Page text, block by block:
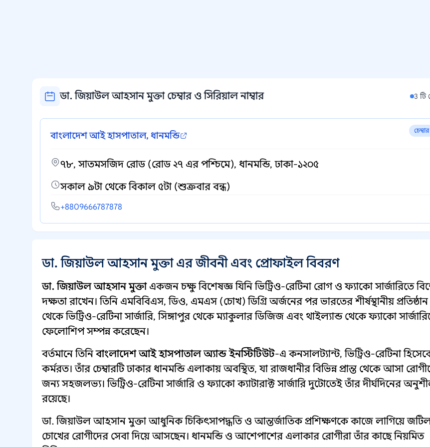
ডা. জিয়াউল আহসান মুক্তা চেম্বার ও সিরিয়াল নাম্বার 3 টি
বাংলাদেশ আই হাসপাতাল, ধানমন্ডি
৭৮, সাতমসজিদ রোড (রোড ২৭ এর পশ্চিমে), ধানমন্ডি, ঢাকা-১২০৫
সকাল ৯টা থেকে বিকাল ৫টা (শুক্রবার বন্ধ)
+8809666787878
ডা. জিয়াউল আহসান মুক্তা এর জীবনী এবং প্রোফাইল বিবরণ
ডা. জিয়াউল আহসান মুক্তাএকজন চক্ষু বিশেষজ্ঞ যিনি ভিট্রিও-রেটিনা রোগ ও ফ্যাকো সার্জারিতে
দক্ষতা রাখেন। তিনি এমবিবিএস, ডিও, এমএস (চোখ) ডিগ্রি অর্জনের পর ভারতের শীর্ষস্থানীয় প্রতিষ্ঠান
থেকে ভিট্রিও-রেটিনা সার্জারি, সিঙ্গাপুর থেকে ম্যাকুলার ডিজিজ এবং থাইল্যান্ড থেকে ফ্যাকো
ফেলোশিপ সম্পন্ন করেছেন।
বর্তমানে তিনিবাংলাদেশ আই হাসপাতাল অ্যান্ড ইনস্টিটিউট-এ কনসালট্যান্ট, ভিট্রিও-রেটিনা
কর্মরত। তাঁর চেম্বারটি ঢাকার ধানমন্ডি এলাকায় অবস্থিত, যা রাজধানীর বিভিন্ন প্রান্ত থেকে আসা
জন্য সহজলভ্য। ভিট্রিও-রেটিনা সার্জারি ও ফ্যাকো ক্যাটারাক্ট সার্জারি দুটোতেই তাঁর দীর্ঘদিনের
রয়েছে।
ডা. জিয়াউল আহসান মুক্তা আধুনিক চিকিৎসাপদ্ধতি ও আন্তর্জাতিক প্রশিক্ষণকে কাজে লাগিয়ে
চোখের রোগীদের সেবা দিয়ে আসছেন। ধানমন্ডি ও আশেপাশের এলাকার রোগীরা তাঁর কাছে নিয়মিত